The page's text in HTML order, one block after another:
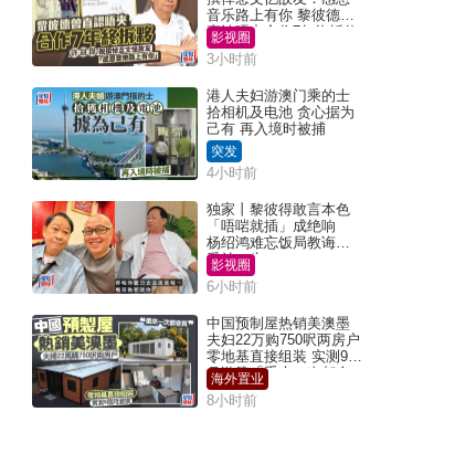
音乐路上有你 黎彼德曾
直认唔夹合作7年终拆伙
影视圈
3小时前
港人夫妇游澳门乘的士
拾相机及电池 贪心据为
己有 再入境时被捕
突发
4小时前
独家丨黎彼得敢言本色
「唔啱就插」成绝响
杨绍鸿难忘饭局教诲：
受益一生
影视圈
6小时前
中国预制屋热销美澳墨
夫妇22万购750呎两房户
零地基直接组装 实测9个
月激赞「重来一次都会
买」
海外置业
8小时前